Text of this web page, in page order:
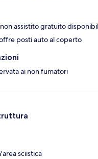
assistito gratuito
posti auto al coperto
ai non fumatori
sciistica